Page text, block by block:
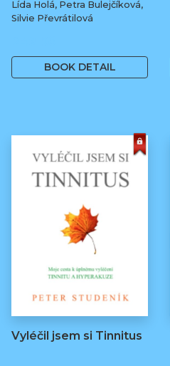
Lída Holá, Petra Bulejčíková,
Silvie Převrátilová
BOOK DETAIL
Vyléčil jsem si Tinnitus